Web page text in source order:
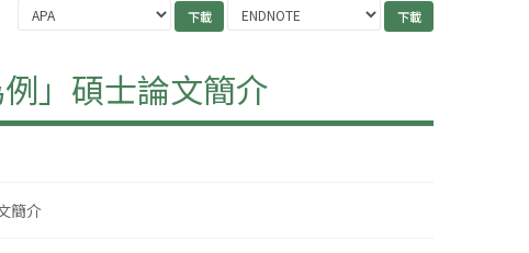
」碩士論文簡介
簡介